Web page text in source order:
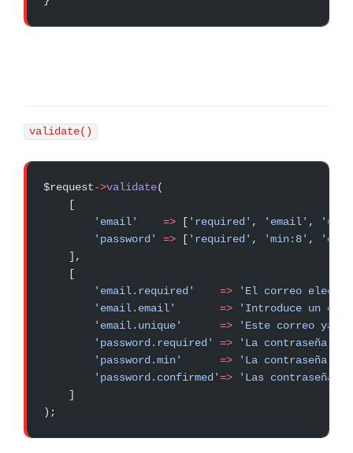
validate()
$request->validate(
    [
        'email'
    =>
[ 'required' , 'email' ,
        'password'
=> [ 'required' , 'min:8' ,
    ],
    [
        'email.required'
    =>
'El correo
        'email.email'
       =>
'Introduce un
        'email.unique'
      =>
'Este correo ya
        'password.required'
=> 'La contraseña
        'password.min'
      =>
'La contraseña
        'password.confirmed'
=> 'Las contraseñas
    ]
);